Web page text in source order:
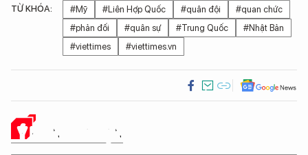
TỪ KHÓA: #Mỹ #Liên Hợp Quốc #quân đội
#quan chức
#phản đối
#quân sự #Trung Quốc
#Nhật Bản
#viettimes
#viettimes.vn
Ý KIẾN CỦA BẠN